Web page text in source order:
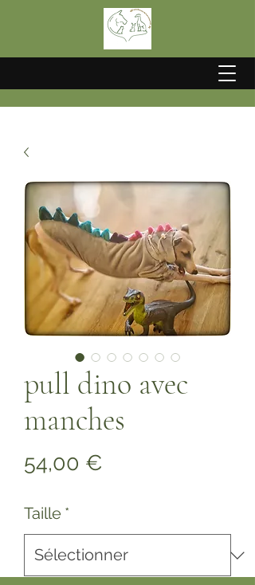
pull dino avec
manches
54,00 €
Taille *